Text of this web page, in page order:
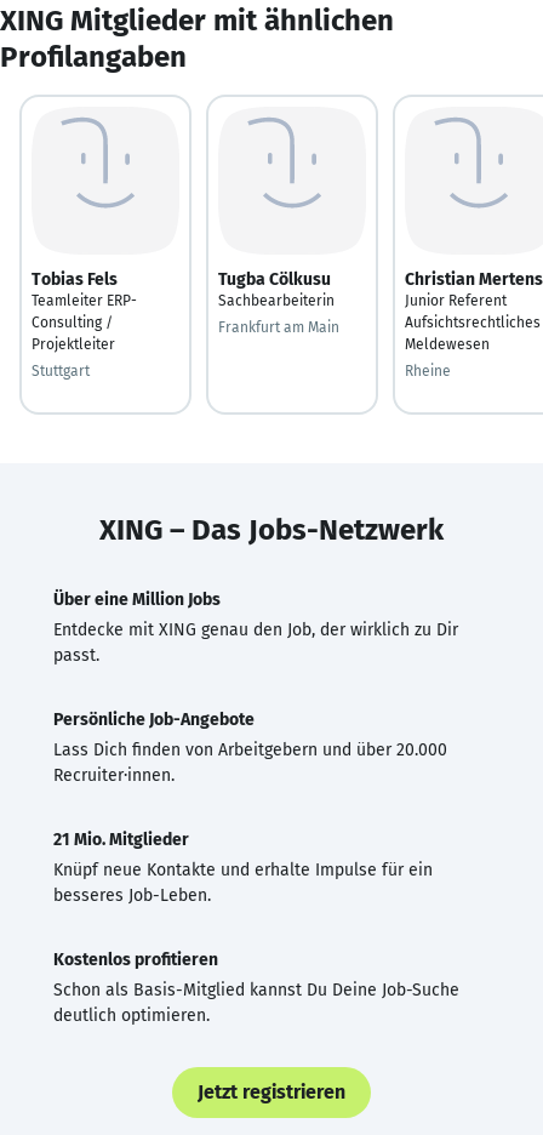
XING Mitglieder mit ähnlichen
Profilangaben
Tobias Fels
Teamleiter ERP-
Consulting /
Projektleiter
Stuttgart
Tugba Cölkusu
Sachbearbeiterin
Frankfurt am Main
Christian Mertens
Junior Referent
Aufsichtsrechtliches
Meldewesen
Rheine
XING – Das Jobs-Netzwerk
Über eine Million Jobs
Entdecke mit XING genau den Job, der wirklich zu Dir
passt.
Persönliche Job-Angebote
Lass Dich finden von Arbeitgebern und über 20.000
Recruiter·innen.
21 Mio. Mitglieder
Knüpf neue Kontakte und erhalte Impulse für ein
besseres Job-Leben.
Kostenlos profitieren
Schon als Basis-Mitglied kannst Du Deine Job-Suche
deutlich optimieren.
Jetzt registrieren